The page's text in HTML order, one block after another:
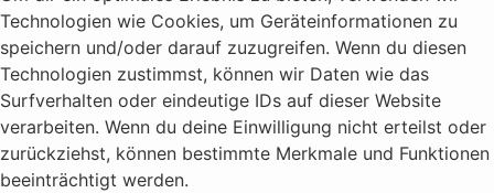
Technologien wie Cookies, um Geräteinformationen zu
speichern und/oder darauf zuzugreifen. Wenn du diesen
Technologien zustimmst, können wir Daten wie das
Surfverhalten oder eindeutige IDs auf dieser Website
verarbeiten. Wenn du deine Einwilligung nicht erteilst oder
zurückziehst, können bestimmte Merkmale und Funktionen
beeinträchtigt werden.